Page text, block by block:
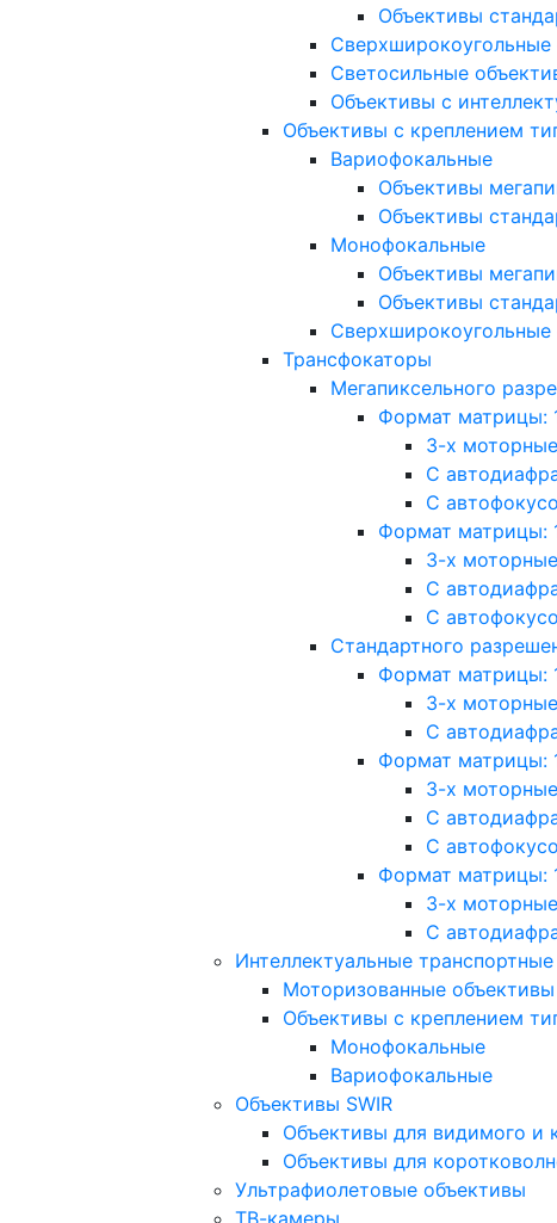
Объективы
Сверхширокоугольные
Светосильные
Объективы с
Объективы с креплением
Вариофокальные
Объективы
Объективы
Монофокальные
Объективы
Объективы
Сверхширокоугольные
Трансфокаторы
Мегапиксельного
Формат матрицы:
3-х моторные
С
С
Формат матрицы:
3-х моторные
С
С
Стандартного
Формат матрицы:
3-х моторные
С
Формат матрицы:
3-х моторные
С
С
Формат матрицы:
3-х моторные
С
Интеллектуальные
Моторизованные объективы
Объективы с креплением
Монофокальные
Вариофокальные
Объективы SWIR
Объективы для видимого и
Объективы для
Ультрафиолетовые объективы
ТВ-камеры